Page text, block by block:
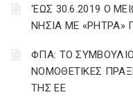
‘ΕΩΣ 30.6.2019 Ο
ΝΗΣΙΑ ΜΕ «ΡΗΤΡΑ»
ΦΠΑ: ΤΟ ΣΥΜΒΟΥΛΙΟ
ΝΟΜΟΘΕΤΙΚΕΣ
ΤΗΣ ΕΕ